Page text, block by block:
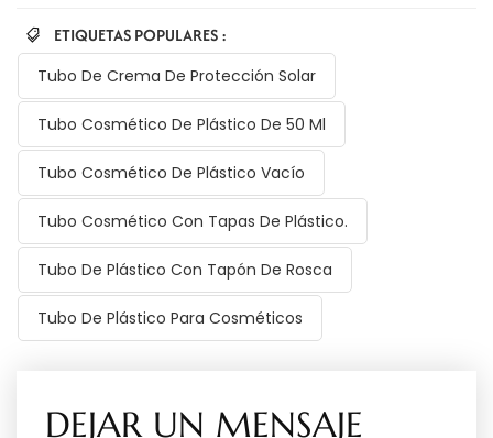
ETIQUETAS POPULARES :
Tubo De Crema De Protección Solar
Tubo Cosmético De Plástico De 50 Ml
Tubo Cosmético De Plástico Vacío
Tubo Cosmético Con Tapas De Plástico.
Tubo De Plástico Con Tapón De Rosca
Tubo De Plástico Para Cosméticos
DEJAR UN MENSAJE